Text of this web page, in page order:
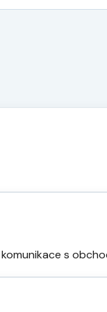
s